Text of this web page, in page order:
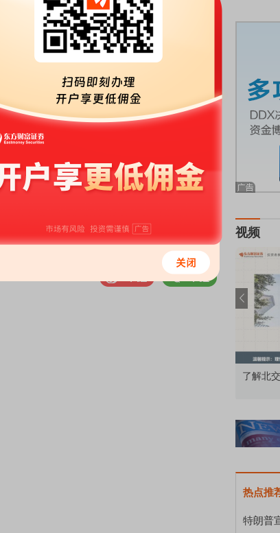
入了最后两个月倒计时。今年年底，巴菲特
格雷格·阿贝尔（Greg Abel）接任。而巴菲特
将不再撰写伯克希尔备受全球投资者追捧的
搞定>>
责任编辑：43
不构成投资建议。据此操作，风险自担。 举报
视频
了解北
热点推
特朗普